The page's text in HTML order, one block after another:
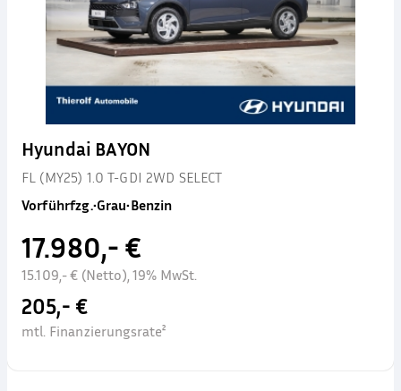
Hyundai BAYON
FL (MY25) 1.0 T-GDI 2WD SELECT
Vorführfzg.•Grau•Benzin
17.980,- €
15.109,- € (Netto), 19% MwSt.
205,- €
mtl. Finanzierungsrate²